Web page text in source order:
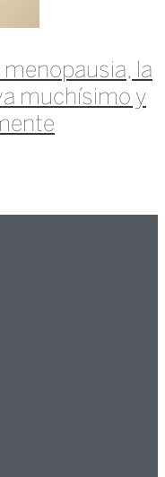
la
muchísimo y